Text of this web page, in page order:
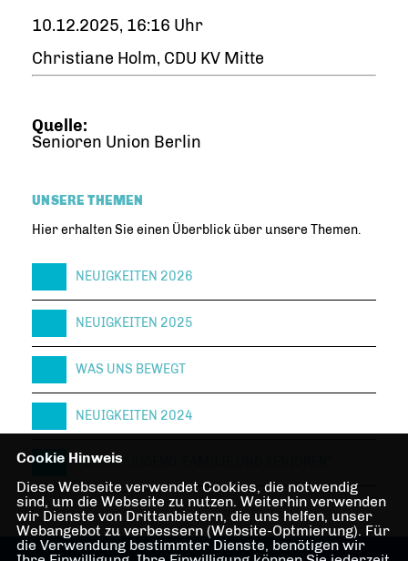
10.12.2025, 16:16 Uhr
Christiane Holm, CDU KV Mitte
Quelle:
Senioren Union Berlin
UNSERE THEMEN
Hier erhalten Sie einen Überblick über unsere Themen.
NEUIGKEITEN 2026
NEUIGKEITEN 2025
WAS UNS BEWEGT
NEUIGKEITEN 2024
FORUM "JUGEND, FAMILIE UND SENIOREN"
Cookie Hinweis
Diese Webseite verwendet Cookies, die notwendig
sind, um die Webseite zu nutzen. Weiterhin verwenden
wir Dienste von Drittanbietern, die uns helfen, unser
Webangebot zu verbessern (Website-Optmierung). Für
die Verwendung bestimmter Dienste, benötigen wir